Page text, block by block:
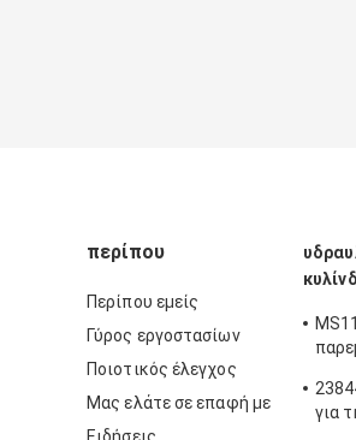
περίπου
Περίπου εμείς
Γύρος εργοστασίων
Ποιοτικός έλεγχος
Μας ελάτε σε επαφή με
για